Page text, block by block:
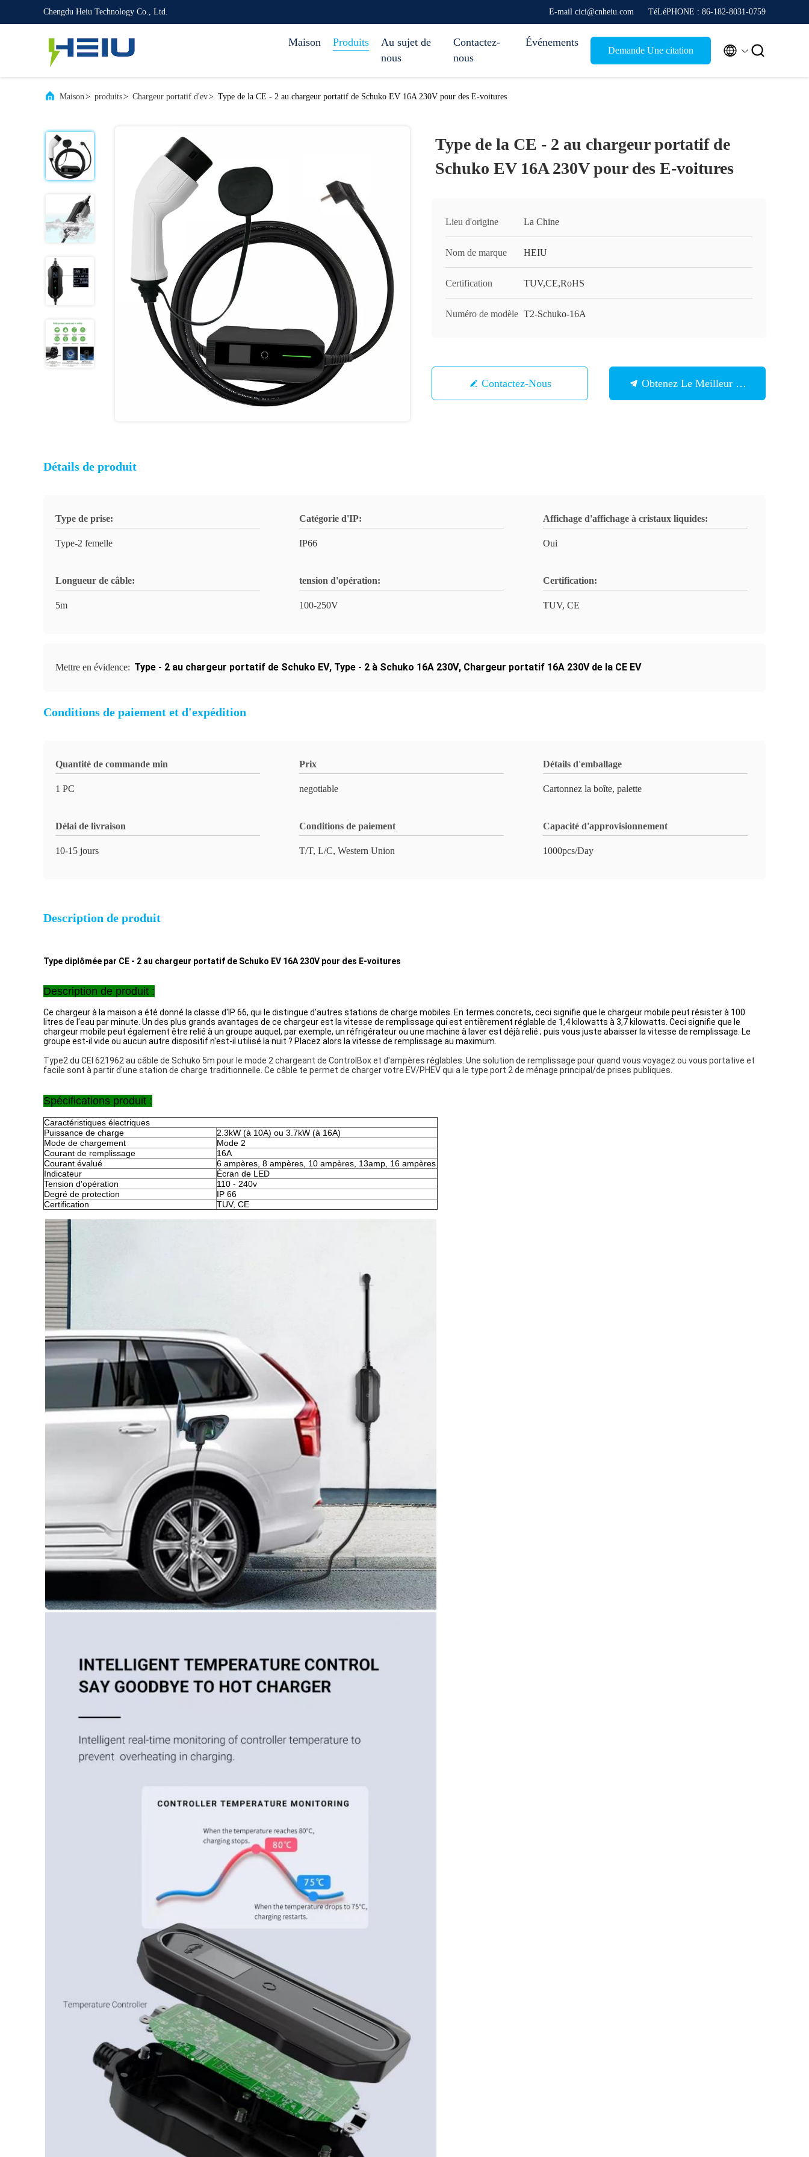
Chengdu Heiu Technology Co., Ltd. E-mail cici@cnheiu.com TéLéPHONE : 86-182-8031-0759
Maison Produits
Au sujet de
nous
Contactez-
nous
Événements
Demande Une citation  
Maison> produits> Chargeur portatif d'ev> Type de la CE - 2 au chargeur portatif de Schuko EV 16A 230V pour des E-voitures
Type de la CE - 2 au chargeur portatif de
Schuko EV 16A 230V pour des E-voitures
Lieu d'origine La Chine
Nom de marque HEIU
Certification TUV,CE,RoHS
Numéro de modèle T2-Schuko-16A
Contactez-Nous Obtenez Le Meilleur Prix
Détails de produit
Type de prise:
Type-2 femelle
Catégorie d'IP:
IP66
Affichage d'affichage à cristaux liquides:
Oui
Longueur de câble:
5m
tension d'opération:
100-250V
Certification:
TUV, CE
Mettre en évidence: Type - 2 au chargeur portatif de Schuko EV, Type - 2 à Schuko 16A 230V, Chargeur portatif 16A 230V de la CE EV
Conditions de paiement et d'expédition
Quantité de commande min
1 PC
Prix
negotiable
Détails d'emballage
Cartonnez la boîte, palette
Délai de livraison
10-15 jours
Conditions de paiement
T/T, L/C, Western Union
Capacité d'approvisionnement
1000pcs/Day
Description de produit
Type diplômée par CE - 2 au chargeur portatif de Schuko EV 16A 230V pour des E-voitures
Description de produit :
Ce chargeur à la maison a été donné la classe d'IP 66, qui le distingue d'autres stations de charge mobiles. En termes concrets, ceci signifie que le chargeur mobile peut résister à 100
litres de l'eau par minute. Un des plus grands avantages de ce chargeur est la vitesse de remplissage qui est entièrement réglable de 1,4 kilowatts à 3,7 kilowatts. Ceci signifie que le
chargeur mobile peut également être relié à un groupe auquel, par exemple, un réfrigérateur ou une machine à laver est déjà relié ; puis vous juste abaisser la vitesse de remplissage. Le
groupe est-il vide ou aucun autre dispositif n'est-il utilisé la nuit ? Placez alors la vitesse de remplissage au maximum.
Type2 du CEI 621962 au câble de Schuko 5m pour le mode 2 chargeant de ControlBox et d'ampères réglables. Une solution de remplissage pour quand vous voyagez ou vous portative et
facile sont à partir d'une station de charge traditionnelle. Ce câble te permet de charger votre EV/PHEV qui a le type port 2 de ménage principal/de prises publiques.
Spécifications produit :
Caractéristiques électriques
Puissance de charge
2.3kW (à 10A) ou 3.7kW (à 16A)
Mode de chargement
Mode 2
Courant de remplissage
16A
Courant évalué
6 ampères, 8 ampères, 10 ampères, 13amp, 16 ampères
Indicateur
Écran de LED
Tension d'opération
110 - 240v
Degré de protection
IP 66
Certification
TUV, CE